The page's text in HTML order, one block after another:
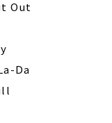
Out
Da